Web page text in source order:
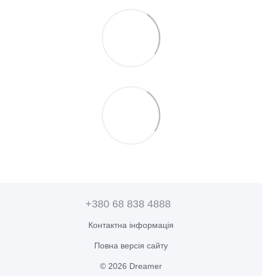
+380 68 838 4888
Контактна інформація
Повна версія сайту
© 2026 Dreamer